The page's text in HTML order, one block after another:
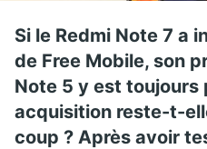
Si le Redmi Note 7 a
de Free Mobile, son
Note 5 y est toujours
acquisition reste-t-
coup ? Après avoir